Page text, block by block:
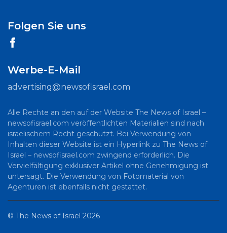
Folgen Sie uns
Werbe-E-Mail
advertising@newsofisrael.com
Alle Rechte an den auf der Website The News of Israel –
newsofisrael.com veröffentlichten Materialien sind nach
israelischem Recht geschützt. Bei Verwendung von
Inhalten dieser Website ist ein Hyperlink zu The News of
Israel – newsofisrael.com zwingend erforderlich. Die
Vervielfältigung exklusiver Artikel ohne Genehmigung ist
untersagt. Die Verwendung von Fotomaterial von
Agenturen ist ebenfalls nicht gestattet.
© The News of Israel 2026